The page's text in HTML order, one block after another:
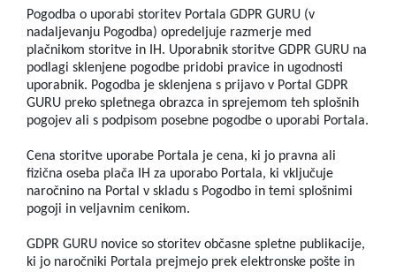
Pogodba o uporabi storitev Portala GDPR GURU (v
nadaljevanju Pogodba) opredeljuje razmerje med
plačnikom storitve in IH. Uporabnik storitve GDPR GURU na
podlagi sklenjene pogodbe pridobi pravice in ugodnosti
uporabnik. Pogodba je sklenjena s prijavo v Portal GDPR
GURU preko spletnega obrazca in sprejemom teh splošnih
pogojev ali s podpisom posebne pogodbe o uporabi Portala.
Cena storitve uporabe Portala je cena, ki jo pravna ali
fizična oseba plača IH za uporabo Portala, ki vključuje
naročnino na Portal v skladu s Pogodbo in temi splošnimi
pogoji in veljavnim cenikom.
GDPR GURU novice so storitev občasne spletne publikacije,
ki jo naročniki Portala prejmejo prek elektronske pošte in